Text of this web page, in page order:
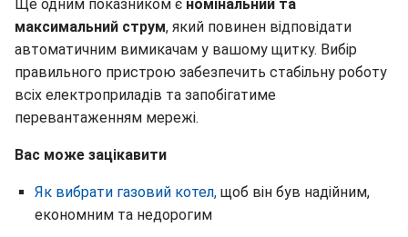
Ще одним показником є номінальний та
максимальний струм, який повинен відповідати
автоматичним вимикачам у вашому щитку. Вибір
правильного пристрою забезпечить стабільну роботу
всіх електроприладів та запобігатиме
перевантаженням мережі.
Вас може зацікавити
Як вибрати газовий котел, щоб він був надійним,
економним та недорогим